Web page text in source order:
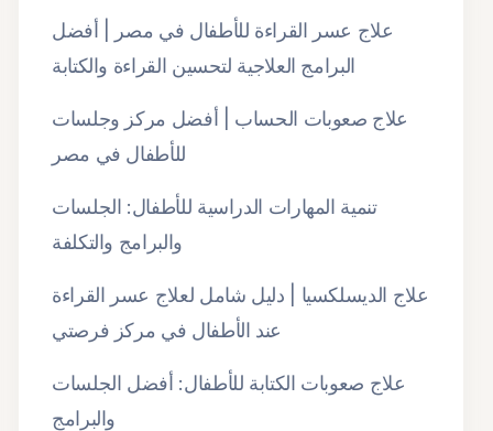
علاج عسر القراءة للأطفال في مصر | أفضل
البرامج العلاجية لتحسين القراءة والكتابة
علاج صعوبات الحساب | أفضل مركز وجلسات
للأطفال في مصر
تنمية المهارات الدراسية للأطفال: الجلسات
والبرامج والتكلفة
علاج الديسلكسيا | دليل شامل لعلاج عسر القراءة
عند الأطفال في مركز فرصتي
علاج صعوبات الكتابة للأطفال: أفضل الجلسات
والبرامج